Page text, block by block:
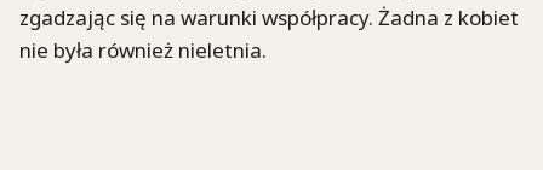
zgadzając się na warunki współpracy. Żadna z kobiet
nie była również nieletnia.